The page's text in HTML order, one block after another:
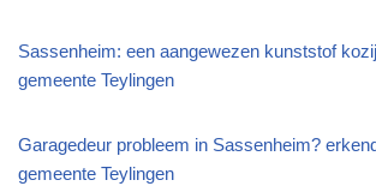
Sassenheim: een aangewezen kunststof
gemeente Teylingen
Garagedeur probleem in Sassenheim?
gemeente Teylingen